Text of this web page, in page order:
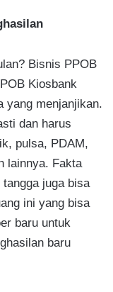
Bisnis PPOB
Kiosbank
yang menjanjikan.
dan harus
pulsa, PDAM,
lainnya. Fakta
juga bisa
ini yang bisa
baru untuk
baru